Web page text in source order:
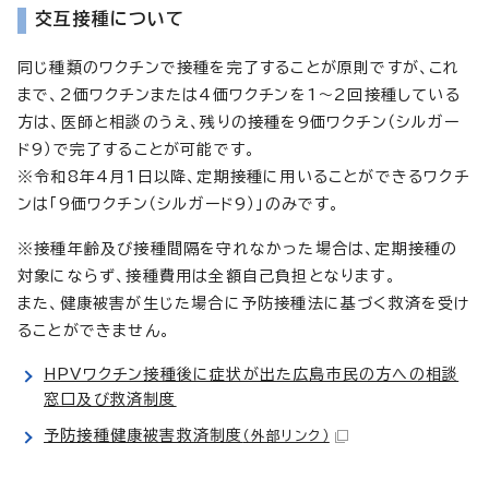
交互接種について
同じ種類のワクチンで接種を完了することが原則ですが、これ
まで、2価ワクチンまたは4価ワクチンを1～2回接種している
方は、医師と相談のうえ、残りの接種を9価ワクチン（シルガー
ド9）で完了することが可能です。
※令和8年4月1日以降、定期接種に用いることができるワクチ
ンは「9価ワクチン（シルガード9）」のみです。
※接種年齢及び接種間隔を守れなかった場合は、定期接種の
対象にならず、接種費用は全額自己負担となります。
また、健康被害が生じた場合に予防接種法に基づく救済を受け
ることができません。
HPVワクチン接種後に症状が出た広島市民の方への相談
窓口及び救済制度
予防接種健康被害救済制度 （外部リンク）